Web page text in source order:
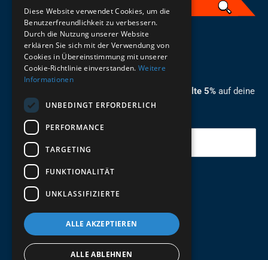
ZUM NEWSLETTER ANMELDEN
Melde dich jetzt zum Newsletter an und erhalte 5% auf deine
erste Bestellung.
Deine Email
Abschicken
German
Diese Website verwendet Cookies, um die
Benutzerfreundlichkeit zu verbessern.
Durch die Nutzung unserer Website
erklären Sie sich mit der Verwendung von
Cookies in Übereinstimmung mit unserer
Cookie-Richtlinie einverstanden. Weitere
Informationen
UNBEDINGT ERFORDERLICH
PERFORMANCE
TARGETING
FUNKTIONALITÄT
UNKLASSIFIZIERTE
ALLE AKZEPTIEREN
ALLE ABLEHNEN